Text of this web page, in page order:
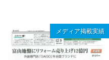
メディア掲載実績